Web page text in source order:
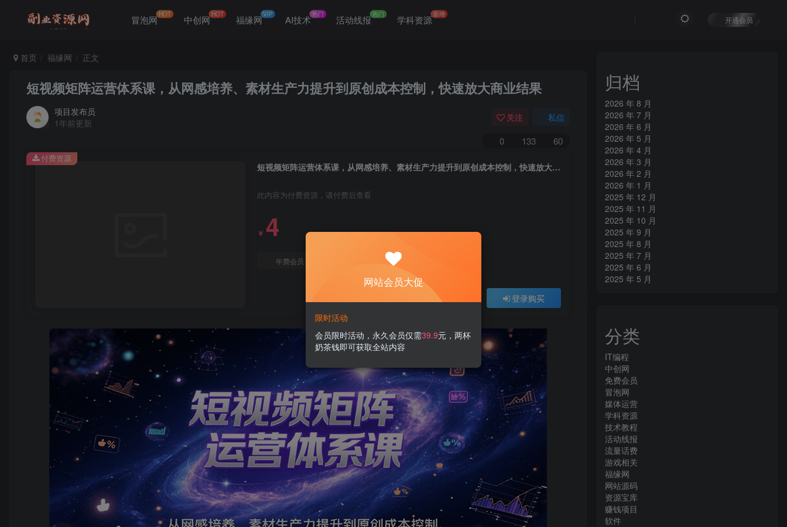
冒泡网 HOT 中创网 HOT 福缘网VIP AI技术热门 活动线报热门 学科资源 新增
开通会员
首页 福缘网 正文
短视频矩阵运营体系课，从网感培养、素材生产力提升到原创成本控制，快速放大商业结果
项目发布员
1年前更新
关注 私信
0 133 60
短视频矩阵运营体系课，从网感培养、素材生产力提升到原创成本控制，快速放大商业结果
此内容为付费资源，请付费后查看
￥ 4
年费会员 免费
登录购买
付费资源
归档
2026 年 8 月
2026 年 7 月
2026 年 6 月
2026 年 5 月
2026 年 4 月
2026 年 3 月
2026 年 2 月
2026 年 1 月
2025 年 12 月
2025 年 11 月
2025 年 10 月
2025 年 9 月
2025 年 8 月
2025 年 7 月
2025 年 6 月
2025 年 5 月
分类
IT编程
中创网
免费会员
冒泡网
媒体运营
学科资源
技术教程
活动线报
流量话费
游戏相关
福缘网
网站源码
资源宝库
赚钱项目
软件
网站会员大促
限时活动
会员限时活动，永久会员仅需39.9元，两杯
奶茶钱即可获取全站内容